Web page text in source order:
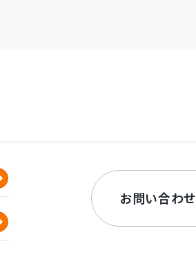
お問い合わせ